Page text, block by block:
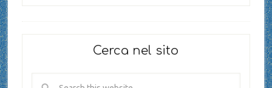
Cerca nel sito